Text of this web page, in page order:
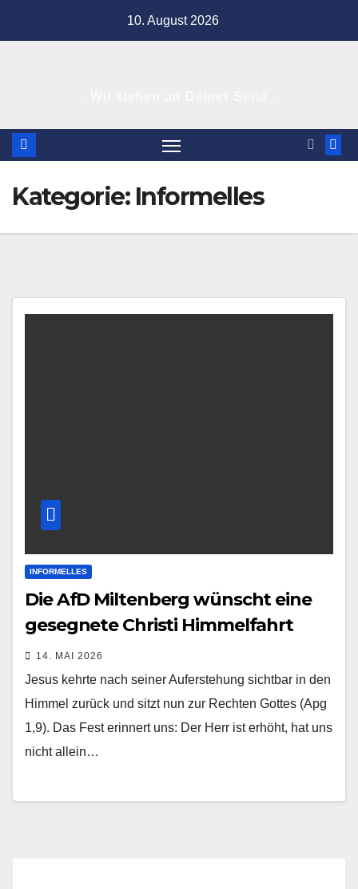
10. August 2026
Kategorie: Informelles
INFORMELLES
Die AfD Miltenberg wünscht eine
gesegnete Christi Himmelfahrt
14. MAI 2026
Jesus kehrte nach seiner Auferstehung sichtbar in den
Himmel zurück und sitzt nun zur Rechten Gottes (Apg
1,9). Das Fest erinnert uns: Der Herr ist erhöht, hat uns
nicht allein…